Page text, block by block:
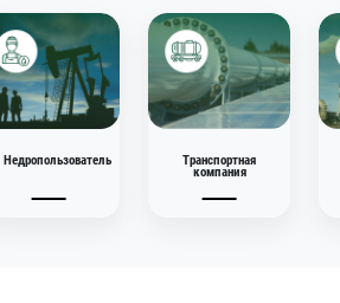
быть представлены в
.xls/.xlsx)
29.12.2025
Недропользователь Транспортная
компания